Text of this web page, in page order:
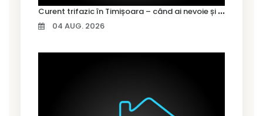
C
urent trifazic în Timișoara – când ai nevoie și cum îl alegi
04 AUG. 2026